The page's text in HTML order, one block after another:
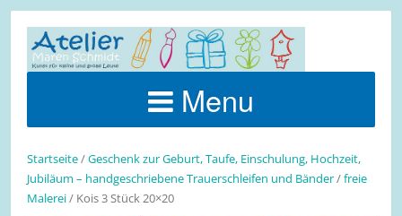
Menu
Startseite/Geschenk zur Geburt, Taufe, Einschulung, Hochzeit,
Jubiläum – handgeschriebene Trauerschleifen und Bänder/freie
Malerei/ Kois 3 Stück 20×20